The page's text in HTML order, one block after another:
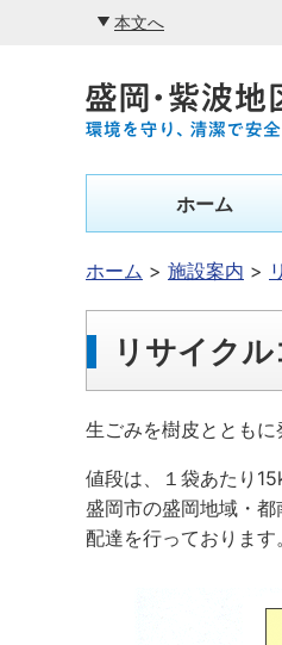
本文へ
ホーム
ホーム 施設案内
リサイク
生ごみを樹皮とともに
値段は、１袋あたり
盛岡市の盛岡地域・
配達を行っておりま